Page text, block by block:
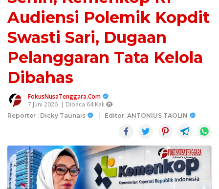
Audiensi Polemik Kopdit
Swasti Sari, Dugaan
Pelanggaran Tata Kelola
Dibahas
FokusNusaTenggara.Com
7 Juni 2026 | Dibaca 64 Kali
Reporter : Dicky Taunais Editor: ANTONIUS TAOLIN